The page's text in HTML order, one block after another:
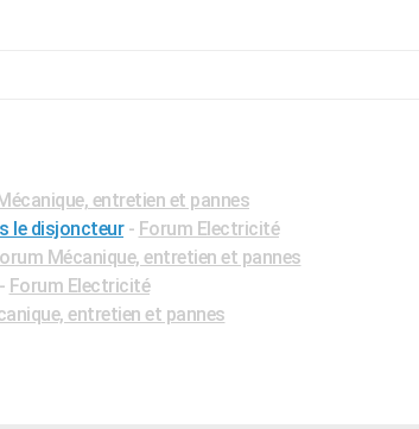
entretien et pannes
le disjoncteur - Forum Electricité
Mécanique, entretien et pannes
- Forum Electricité
entretien et pannes